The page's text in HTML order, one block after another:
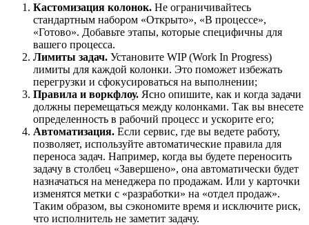
Кастомизация колонок. Не ограничивайтесь
стандартным набором «Открыто», «В процессе»,
«Готово». Добавьте этапы, которые специфичны для
вашего процесса.
Лимиты задач. Установите WIP (Work In Progress)
лимиты для каждой колонки. Это поможет избежать
перегрузки и сфокусироваться на выполнении;
Правила и воркфлоу. Ясно опишите, как и когда задачи
должны перемещаться между колонками. Так вы внесете
определенность в рабочий процесс и ускорите его;
Автоматизация. Если сервис, где вы ведете работу,
позволяет, используйте автоматические правила для
переноса задач. Например, когда вы будете переносить
задачу в столбец «Завершено», она автоматически будет
назначаться на менеджера по продажам. Или у карточки
изменятся метки с «разработки» на «отдел продаж».
Таким образом, вы сэкономите время и исключите риск,
что исполнитель не заметит задачу.